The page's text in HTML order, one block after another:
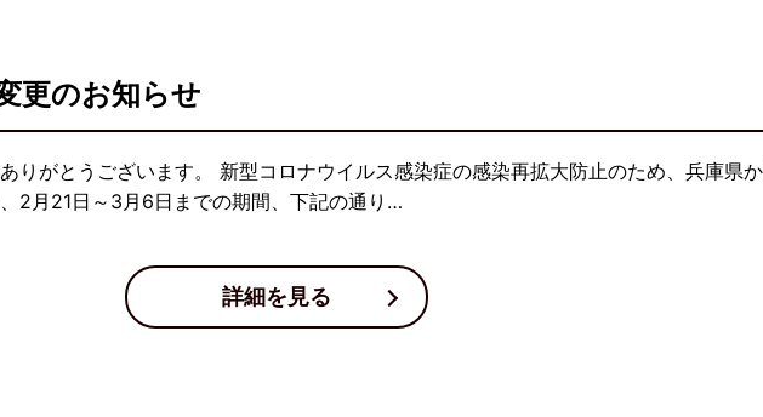
更のお知らせ
りがとうございます。 新型コロナウイルス感染症の感染再拡大防止のため、兵庫県
2月21日～3月6日までの期間、下記の通り…
詳細を見る